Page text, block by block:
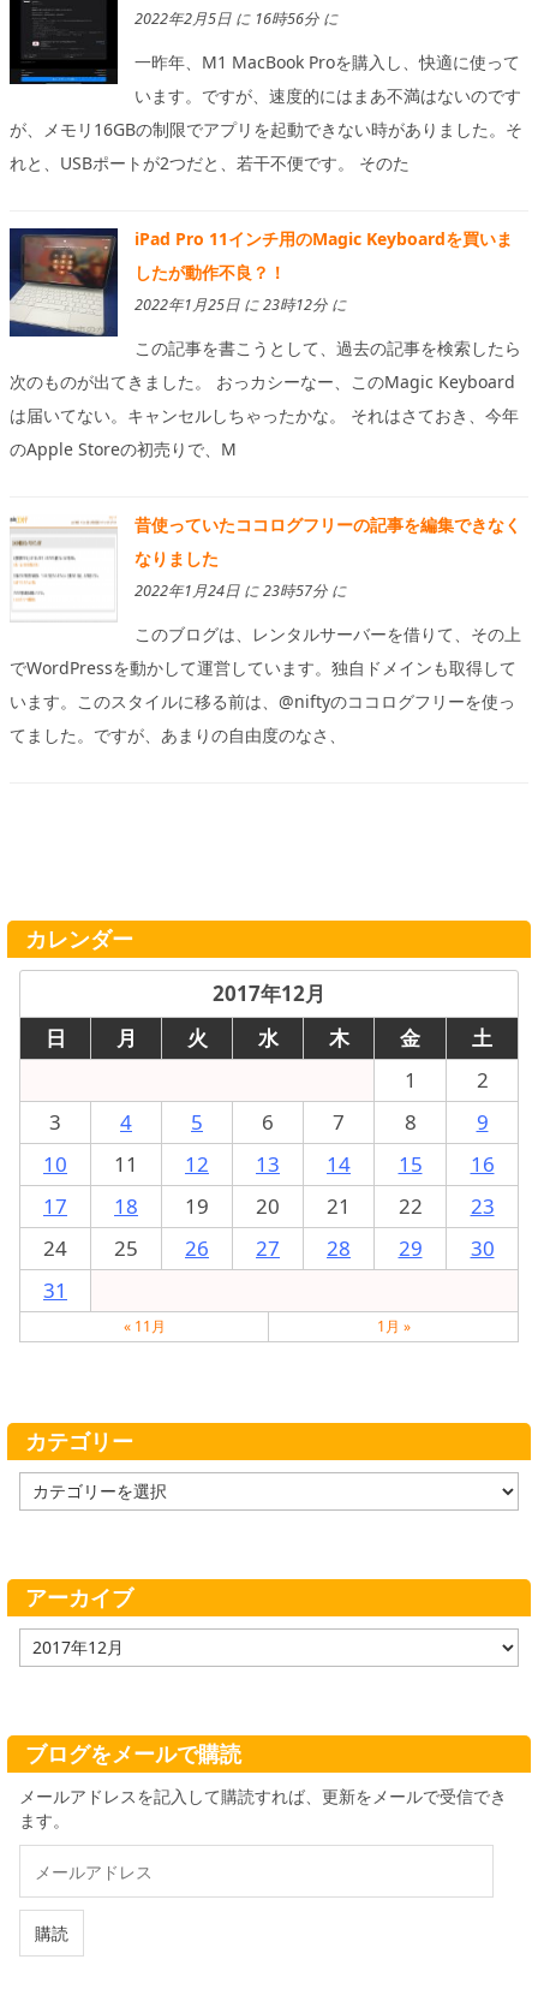
2022年2月5日 に 16時56分 に
一昨年、M1 MacBook Proを購入し、快適に使って
います。ですが、速度的にはまあ不満はないのです
が、メモリ16GBの制限でアプリを起動できない時がありました。そ
れと、USBポートが2つだと、若干不便です。 そのた
iPad Pro 11インチ用のMagic Keyboardを買いま
したが動作不良？！
2022年1月25日 に 23時12分 に
この記事を書こうとして、過去の記事を検索したら
次のものが出てきました。 おっカシーなー、このMagic Keyboard
は届いてない。キャンセルしちゃったかな。 それはさておき、今年
のApple Storeの初売りで、M
昔使っていたココログフリーの記事を編集できなく
なりました
2022年1月24日 に 23時57分 に
このブログは、レンタルサーバーを借りて、その上
でWordPressを動かして運営しています。独自ドメインも取得して
います。このスタイルに移る前は、@niftyのココログフリーを使っ
てました。ですが、あまりの自由度のなさ、
カレンダー
2017年12月
日
月 火 水 木 金
土
1
2
3
4 5 6 7 8
9
10
11 12 13 14 15
16
17
18 19 20 21 22
23
24
25 26 27 28 29
30
31
« 11月 1月 »
カテゴリー
テ
ー
アーカイブ
ア
ー
ブ
ブログをメールで購読
メールアドレスを記入して購読すれば、更新をメールで受信でき
ます。
ル
ド
購読